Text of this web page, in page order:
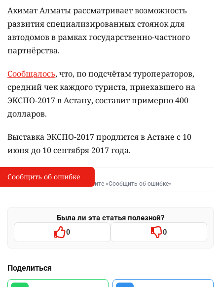
Акимат Алматы рассматривает возможность
развития специализированных стоянок для
автодомов в рамках государственно-частного
партнёрства.
Сообщалось, что, по подсчётам туроператоров,
средний чек каждого туриста, приехавшего на
ЭКСПО-2017 в Астану, составит примерно 400
долларов.
Выставка ЭКСПО-2017 продлится в Астане с 10
июня до 10 сентября 2017 года.
I
Сообщить об опечатке
Выделите фрагмент и нажмите «Сообщить об ошибке»
Была ли эта статья полезной?
0 0
Поделиться
Сообщить об ошибке